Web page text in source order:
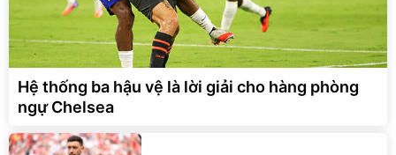
Hệ thống ba hậu vệ là lời giải cho hàng phòng
ngự Chelsea